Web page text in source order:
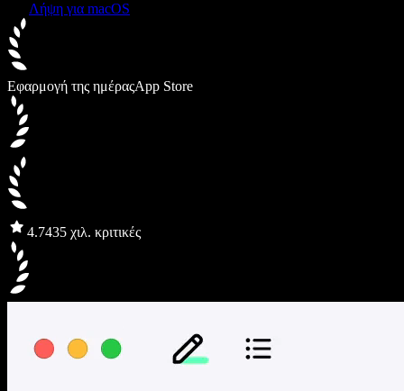
Λήψη για macOS
Εφαρμογή της ημέραςApp Store
4.7435 χιλ. κριτικές